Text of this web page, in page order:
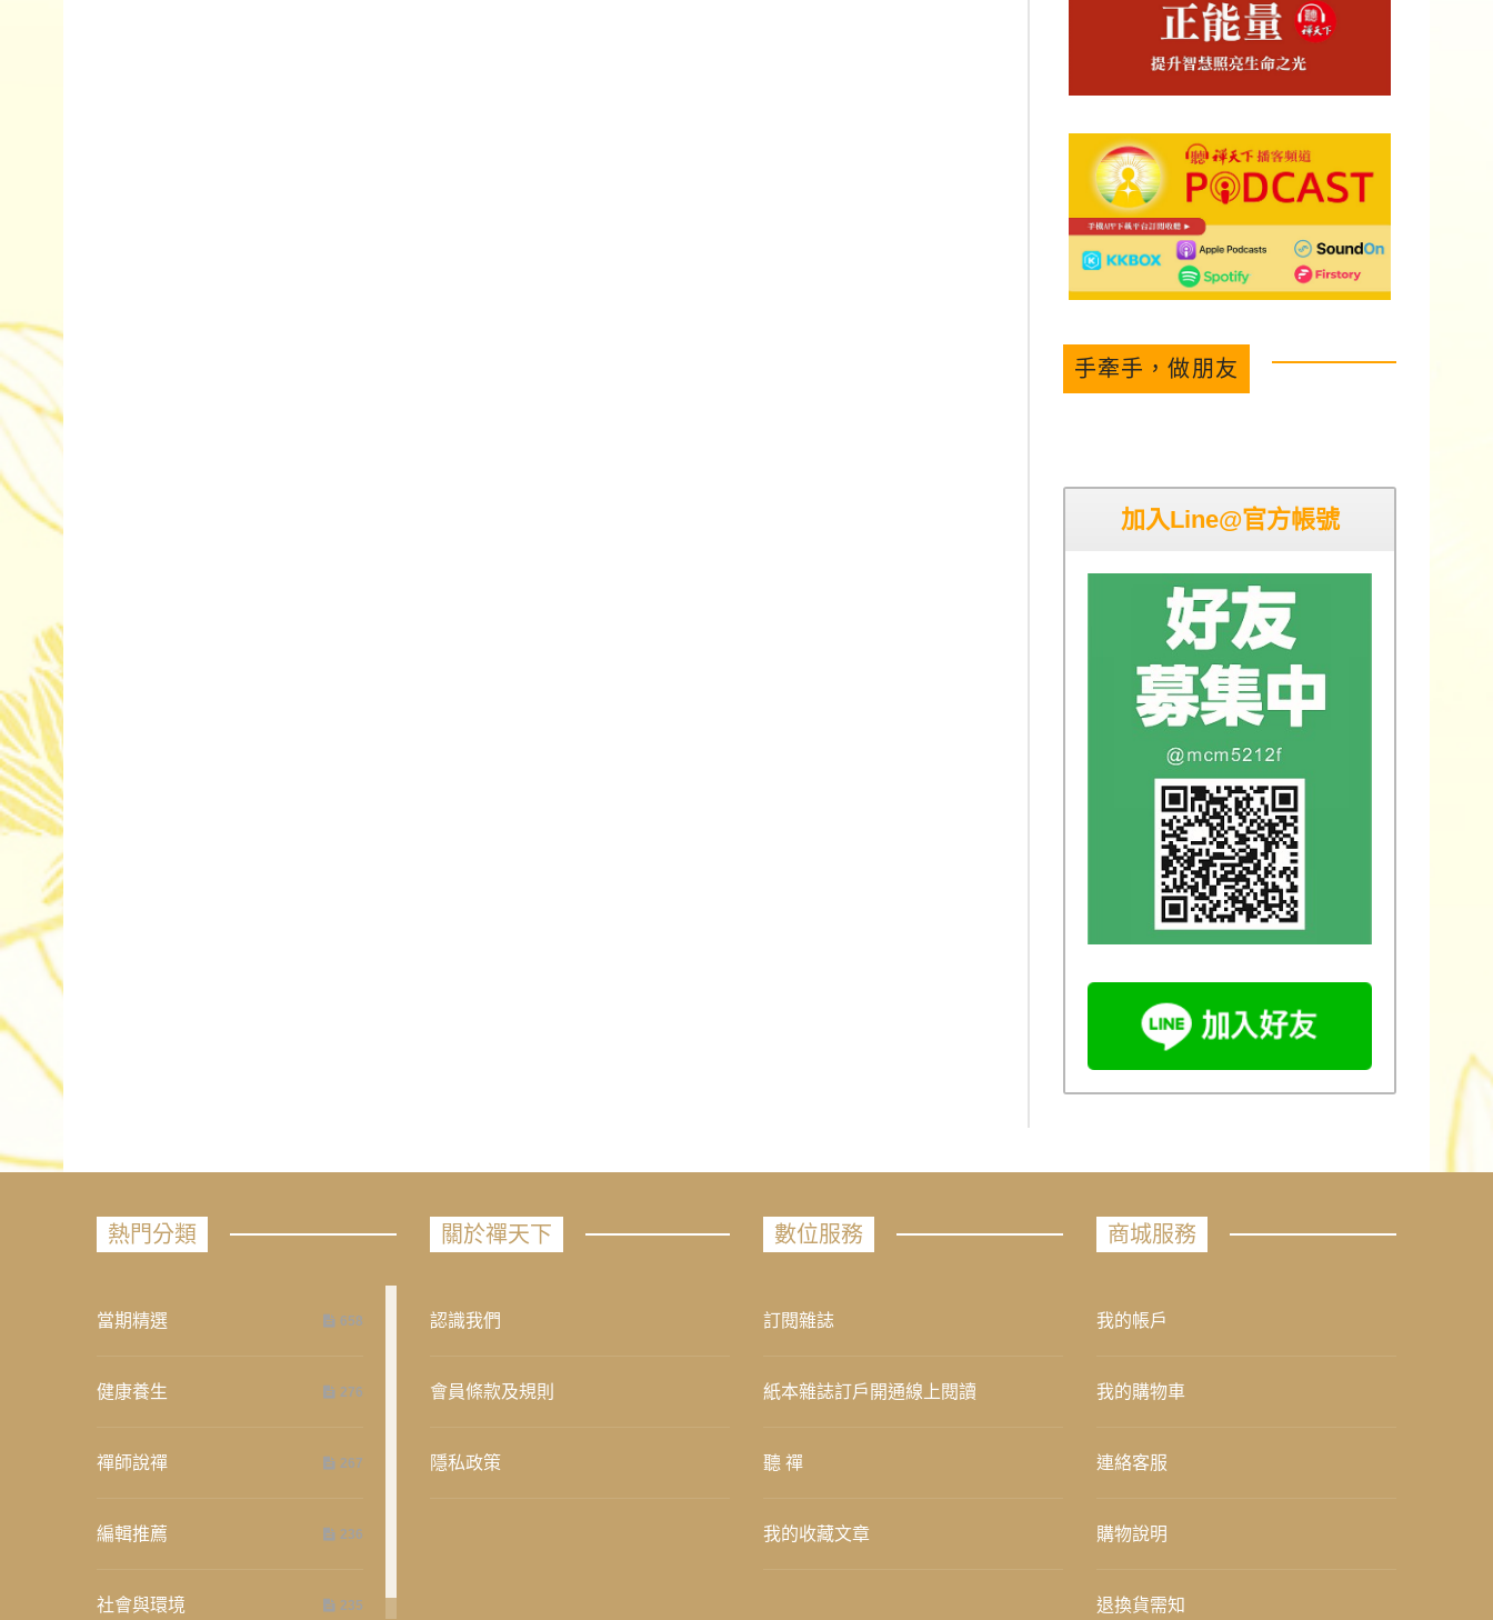
手牽手，做朋友
加入Line@官方帳號
熱門分類
當期精選 658
健康養生 276
禪師說禪 267
編輯推薦 236
社會與環境 235
關於禪天下
認識我們
會員條款及規則
隱私政策
數位服務
訂閱雜誌
紙本雜誌訂戶開通線上閱讀
聽 禪
我的收藏文章
商城服務
我的帳戶
我的購物車
連絡客服
購物說明
退換貨需知